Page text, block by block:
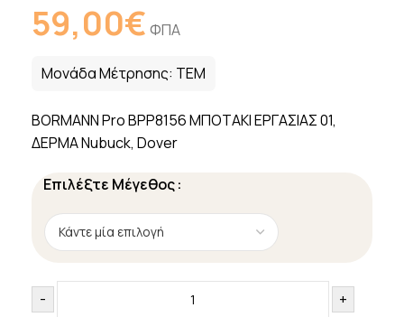
59,00€ ΦΠΑ
Μονάδα Μέτρησης: ΤΕΜ
BORMANN Pro BPP8156 ΜΠΟΤΑΚΙ ΕΡΓΑΣΙΑΣ 01,
ΔΕΡΜΑ Nubuck, Dover
Επιλέξτε Μέγεθος
- +